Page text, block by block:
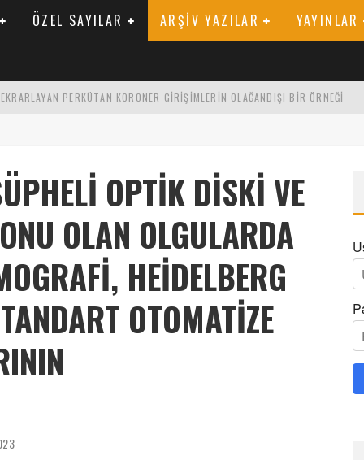
ÖZEL SAYILAR ARŞIV YAZILAR YAYINLAR
PERKÜTAN KORONER GIRIŞIMLERIN OLAĞANDIŞI BIR ÖRNEĞI
OPTIK DISKI VE
OLAN OLGULARDA
HEIDELBERG
OTOMATIZE